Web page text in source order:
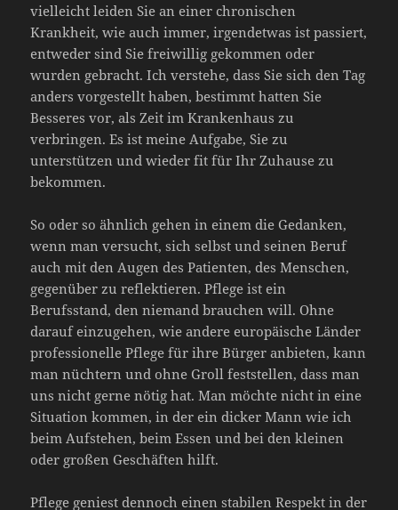
vielleicht leiden Sie an einer chronischen
Krankheit, wie auch immer, irgendetwas ist passiert,
entweder sind Sie freiwillig gekommen oder
wurden gebracht. Ich verstehe, dass Sie sich den Tag
anders vorgestellt haben, bestimmt hatten Sie
Besseres vor, als Zeit im Krankenhaus zu
verbringen. Es ist meine Aufgabe, Sie zu
unterstützen und wieder fit für Ihr Zuhause zu
bekommen.
So oder so ähnlich gehen in einem die Gedanken,
wenn man versucht, sich selbst und seinen Beruf
auch mit den Augen des Patienten, des Menschen,
gegenüber zu reflektieren. Pflege ist ein
Berufsstand, den niemand brauchen will. Ohne
darauf einzugehen, wie andere europäische Länder
professionelle Pflege für ihre Bürger anbieten, kann
man nüchtern und ohne Groll feststellen, dass man
uns nicht gerne nötig hat. Man möchte nicht in eine
Situation kommen, in der ein dicker Mann wie ich
beim Aufstehen, beim Essen und bei den kleinen
oder großen Geschäften hilft.
Pflege geniest dennoch einen stabilen Respekt in der